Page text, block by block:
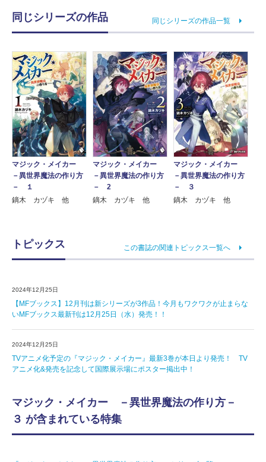
同じシリーズの作品 同じシリーズの作品一覧
マジック・メイカー
－異世界魔法の作り方
－ １
鏑木 カヅキ 他
マジック・メイカー
－異世界魔法の作り方
－ 2
鏑木 カヅキ 他
マジック・メイカー
－異世界魔法の作り方
－ ３
鏑木 カヅキ 他
トピックス この書誌の関連トピックス一覧へ
2024年12月25日
【MFブックス】12月刊は新シリーズが3作品！今月もワクワクが止まらな
いMFブックス最新刊は12月25日（水）発売！！
2024年12月25日
TVアニメ化予定の『マジック・メイカー』最新3巻が本日より発売！ TV
アニメ化&発売を記念して国際展示場にポスター掲出中！
マジック・メイカー －異世界魔法の作り方－
３ が含まれている特集